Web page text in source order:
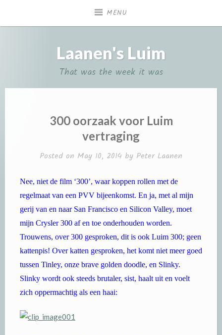
MENU
Laanen's Luim
That was the week it was
300 oorzaak voor Luim
vertraging
Posted on May 10, 2014 by Peter Laanen
Nee, niet de film ‘300’, waar koppen rollen met de
regelmaat van een PVV bijeenkomst. En ja, met al mijn
gerij van en naar San Francisco en Silicon Valley, moet
mijn Crysler 300 af en toe onderhouden worden.
Trouwens, over 300 gesproken, dit is ook Luim 300; geen
kattenpis! Over katten gesproken, het komt niet meer goed
tussen Tinley, onze brave golden doodle, en Slinky.
Slinky wordt ook steeds brutaler, sist, haalt uit en voelt
zich oppermachtig als een haai: